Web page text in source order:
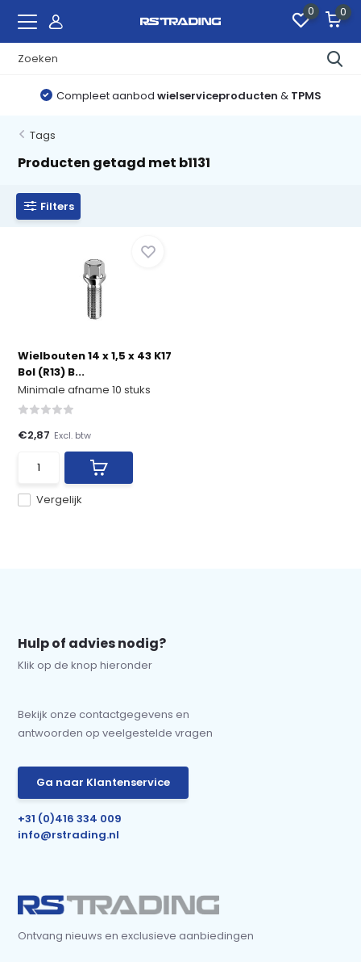
0 0
Compleet aanbod wielserviceproducten & TPMS
Tags
Producten getagd met b1131
Filters
Wielbouten 14 x 1,5 x 43 K17
Bol (R13) B...
Minimale afname 10 stuks
Vergelijk
€2,87 Excl. btw
Hulp of advies nodig?
Klik op de knop hieronder
Bekijk onze contactgegevens en
antwoorden op veelgestelde vragen
Ga naar Klantenservice
+31 (0)416 334 009
info@rstrading.nl
Ontvang nieuws en exclusieve aanbiedingen